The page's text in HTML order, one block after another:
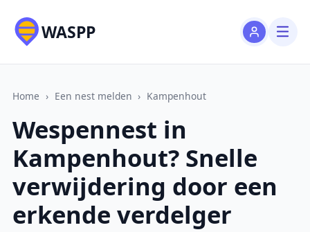
WASPP
Home › Een nest melden › Kampenhout
Wespennest in
Kampenhout? Snelle
verwijdering door een
erkende verdelger